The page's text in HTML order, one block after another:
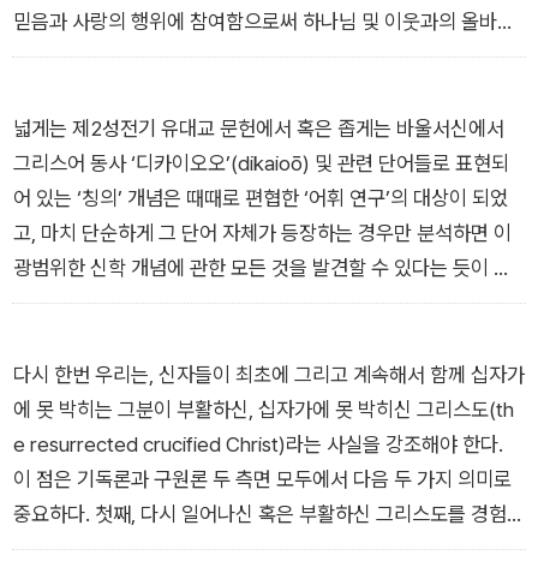
존재할지도 모른다는 의미가 들어 있다. 하지만 이렇게 말한다고
해서 혼란만 남는다는 의미도 아니고, 시적 내러티브에는 아무런
히려 그 반대다. 자료의 출처나 사전학과 관련된 절대적 정확성을
추구하려는 노력을 내려놓으면, 우리는 시 자체를 설명하기 위해
시를 들여다볼 수 있다. 이 본문에서 논란이 되는 단어와 구절 중
다수는 시 내부에서 그 의미를 얻는다. 더욱이 시의 전체 의미는
바울이 이 시를 근접 문맥과 빌립보서의 다른 곳에서, 그리고 우
리가 가진 바울서신 전체에서 어떻게 활용하는지 그리고 그럼으
본문을 체계적인 기독론에 관한 논문으로 취급해서는 안 되겠지
만, 그 내러티브가 신학적 의미를 전달했고 또한 전달한다는 합리
적인 가정을 할 수 있다.
_1장 | “그는 하나님의 형태이신데도/형태이시므로”
믿음과 사랑의 행위에 참여함으로써 하나님 및 이웃과의 올바른
언약 관계가 회복된다는 것이다. 그리고 그리스도의 이 한번의 행
행위에 참여하는 사람들도 그와 동일한 생명을 주는 율법 성취를
경험하며, 그 경험 안에서 죽음을 통한 부활이라는 과정, 그 역설
적이고 기독론에 기초한 과정을 시작한다. 말하자면, 그들은 십자
가에 못 박힌 그리스도와 동화되는 과정(십자가화・그리스도화)
에 첫발을 내딛게 되며, 그리스도는 하나님의 형상이기에 그것은
곧 하나님화(theoformity) 혹은 신화(deification)의 과정이기
_2장 | “믿음으로 의롭게 되다/그리스도와 함께 십자가에 못 박
히다”
넓게는 제2성전기 유대교 문헌에서 혹은 좁게는 바울서신에서
그리스어 동사 ‘디카이오오’(dikaioō) 및 관련 단어들로 표현되
어 있는 ‘칭의’ 개념은 때때로 편협한 ‘어휘 연구’의 대상이 되었
고, 마치 단순하게 그 단어 자체가 등장하는 경우만 분석하면 이
광범위한 신학 개념에 관한 모든 것을 발견할 수 있다는 듯이 연
구되었다. 하지만 유대교의 신학 개념으로서 칭의를 대상으로 삼
의/의와 반드시 연결되어야 한다. 그렇다면 바울에게 칭의는 무
엇이었는가? 내가 주장할 내용은 바울에게 칭의란 (하나님을 향
한) ‘수직적’ 혹은 신학적 관계 및 그와 불가분한 (타인을 향한)
‘수평적’ 혹은 사회적 관계 모두에서 올바른 언약 관계의 수립 혹
은 회복을 뜻하며, 바울은 그것을 언급할 때 ‘피스티스’와 ‘아가
페’를 가장 빈번하게 사용했고, 또한 거기에는 궁극적인 신원과
다시 한번 우리는, 신자들이 최초에 그리고 계속해서 함께 십자가
에 못 박히는 그분이 부활하신, 십자가에 못 박히신 그리스도(th
e resurrected crucified Christ)라는 사실을 강조해야 한다.
이 점은 기독론과 구원론 두 측면 모두에서 다음 두 가지 의미로
중요하다. 첫째, 다시 일어나신 혹은 부활하신 그리스도를 경험하
는 것으로서 ‘함께 십자가에 못 박힘’은 단지 은유에 불과한 것이